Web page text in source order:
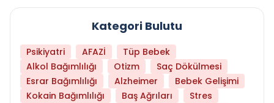
Kategori Bulutu
Psikiyatri AFAZİ
Tüp Bebek
Alkol Bağımlılığı
Otizm
Saç Dökülmesi
Esrar Bağımlılığı
Alzheimer
Bebek Gelişimi
Kokain Bağımlılığı
Baş Ağrıları
Stres